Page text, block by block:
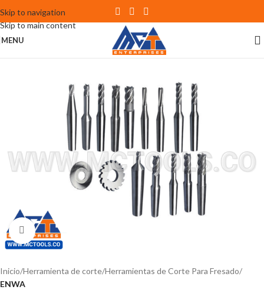
Skip to navigation
Skip to main content
MENU
Click to enlarge
Inicio Herramienta de corte Herramientas de Corte Para Fresado
ENWA